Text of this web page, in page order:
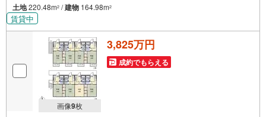
土地220.48m2 /建物 164.98m2
賃貸中
画像9枚
3,825万円
成約でもらえる